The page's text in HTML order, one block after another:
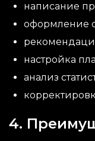
написание
оформление
настройка
анализ
4.